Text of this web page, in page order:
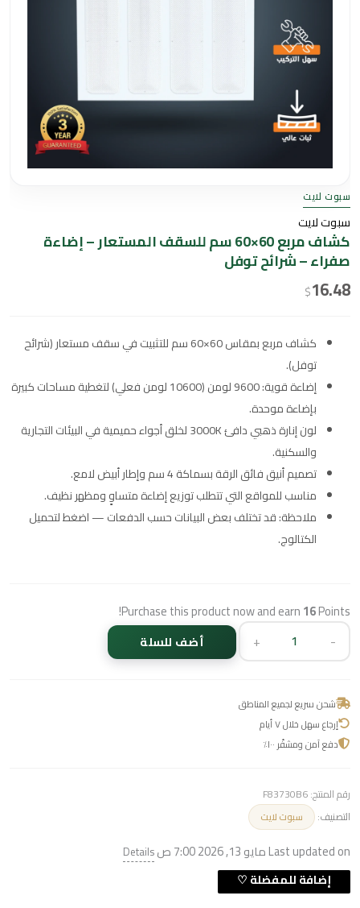
سبوت لايت
سبوت لايت
كشاف مربع 60×60 سم للسقف المستعار – إضاءة
صفراء – شرائح توفل
$16.48
كشاف مربع بمقاس 60×60 سم للتثبيت في سقف مستعار (شرائح
توفل).
إضاءة قوية: 9600 لومن (10600 لومن فعلي) لتغطية مساحات كبيرة
بإضاءة موحدة.
لون إنارة ذهبي دافئ 3000K لخلق أجواء حميمية في البيئات التجارية
والسكنية.
تصميم أنيق فائق الرقة بسماكة 4 سم وإطار أبيض لامع.
مناسب للمواقع التي تتطلب توزيع إضاءة متساوٍ ومظهر نظيف.
ملاحظة: قد تختلف بعض البيانات حسب الدفعات — اضغط لتحميل
الكتالوج.
Purchase this product now and earn16Points!
-
+ أضف للسلة
شحن سريع لجميع المناطق
إرجاع سهل خلال ٧ أيام
دفع آمن ومشفّر ١٠٠٪
رقم المنتج:F83730B6
التصنيف:
سبوت لايت
Last updated on مايو 13, 2026 7:00 ص Details